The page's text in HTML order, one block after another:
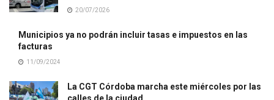
20/07/2026
Municipios ya no podrán incluir tasas e impuestos en las
facturas
11/09/2024
La CGT Córdoba marcha este miércoles por las
calles de la ciudad